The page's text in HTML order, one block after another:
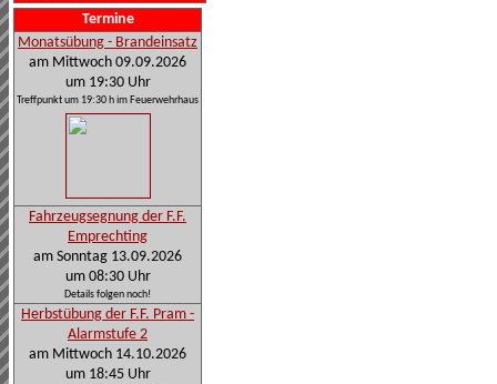
Termine
Monatsübung - Brandeinsatz
am Mittwoch 09.09.2026
um 19:30 Uhr
Treffpunkt um 19:30 h im Feuerwehrhaus
Fahrzeugsegnung der F.F.
Emprechting
am Sonntag 13.09.2026
um 08:30 Uhr
Details folgen noch!
Herbstübung der F.F. Pram -
Alarmstufe 2
am Mittwoch 14.10.2026
um 18:45 Uhr